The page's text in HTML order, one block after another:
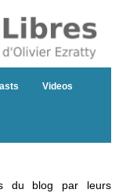
Videos
du blog par leurs